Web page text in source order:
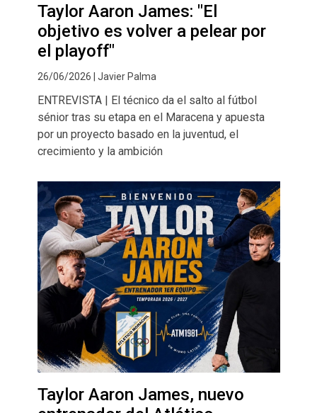
Taylor Aaron James: "El
objetivo es volver a pelear por
el playoff"
26/06/2026 | Javier Palma
ENTREVISTA | El técnico da el salto al fútbol
sénior tras su etapa en el Maracena y apuesta
por un proyecto basado en la juventud, el
crecimiento y la ambición
Taylor Aaron James, nuevo